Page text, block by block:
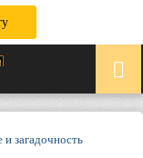
загадочность